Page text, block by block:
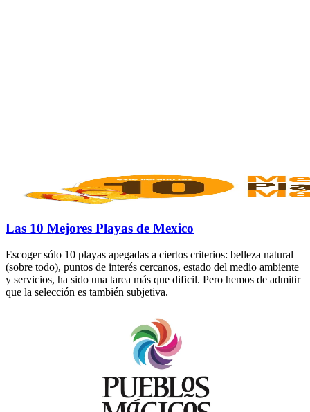
Las 10 Mejores Playas de Mexico
Escoger sólo 10 playas apegadas a ciertos criterios: belleza natural
(sobre todo), puntos de interés cercanos, estado del medio ambiente
y servicios, ha sido una tarea más que dificil. Pero hemos de admitir
que la selección es también subjetiva.